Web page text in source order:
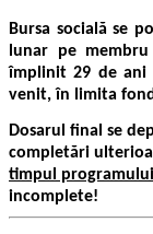
Bursa socială se
lunar pe
împlinit 29 de ani
venit, în limita
Dosarul final se
completări
timpul
incomplete!